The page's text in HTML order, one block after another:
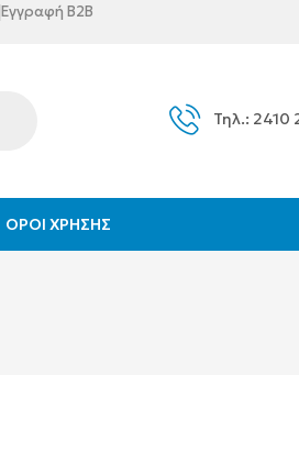
Εγγραφή B2B
Τηλ.: 2410
ΌΡΟΙ ΧΡΉΣΗΣ